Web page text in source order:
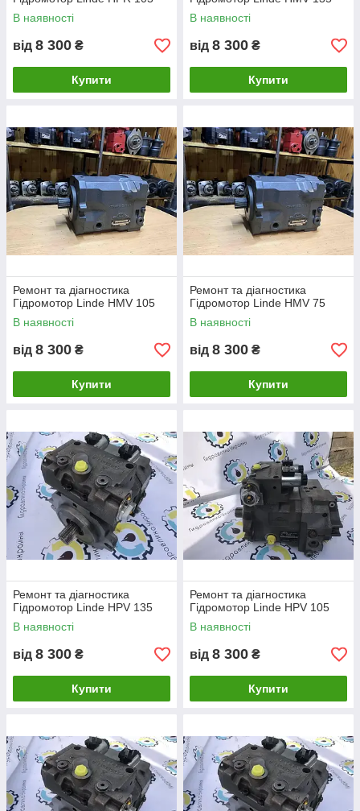
В наявності
від 8 300 ₴
Купити
В наявності
від 8 300 ₴
Купити
Ремонт та діагностика
Гідромотор Linde HMV 105
В наявності
від 8 300 ₴
Купити
Ремонт та діагностика
Гідромотор Linde HMV 75
В наявності
від 8 300 ₴
Купити
Ремонт та діагностика
Гідромотор Linde HPV 135
В наявності
від 8 300 ₴
Купити
Ремонт та діагностика
Гідромотор Linde HPV 105
В наявності
від 8 300 ₴
Купити